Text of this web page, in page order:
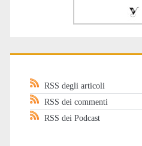
RSS degli articoli
RSS dei commenti
RSS dei Podcast